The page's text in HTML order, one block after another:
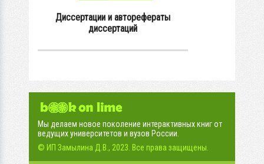
Диссертации и авторефераты
диссертаций
Мы делаем новое поколение интерактивных книг от
ведущих университетов и вузов России.
© ИП Замылина Д.В., 2023. Все права защищены.